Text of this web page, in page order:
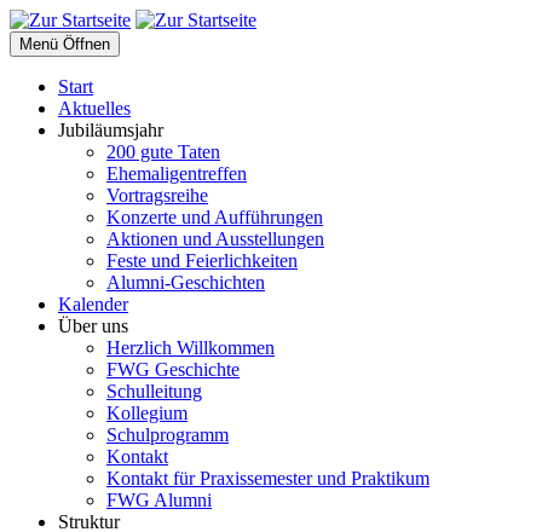
Menü Öffnen
Start
Aktuelles
Jubiläumsjahr
200 gute Taten
Ehemaligentreffen
Vortragsreihe
Konzerte und Aufführungen
Aktionen und Ausstellungen
Feste und Feierlichkeiten
Alumni-Geschichten
Kalender
Über uns
Herzlich Willkommen
FWG Geschichte
Schulleitung
Kollegium
Schulprogramm
Kontakt
Kontakt für Praxissemester und Praktikum
FWG Alumni
Struktur